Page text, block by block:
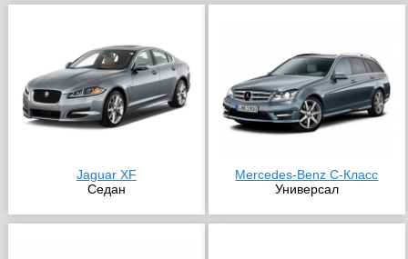
Jaguar XF
Седан
Mercedes-Benz C-Класс
Универсал